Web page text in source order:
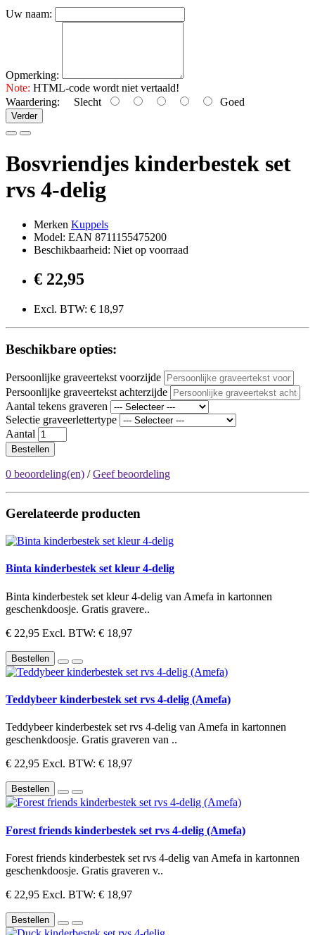
Uw naam:
Opmerking:
Note: HTML-code wordt niet vertaald!
Waardering: Slecht Goed
Verder
Bosvriendjes kinderbestek set
rvs 4-delig
Merken Kuppels
Model: EAN 8711155475200
Beschikbaarheid: Niet op voorraad
€ 22,95
Excl. BTW: € 18,97
Beschikbare opties:
Persoonlijke graveertekst voorzijde
Persoonlijke graveertekst achterzijde
Aantal tekens graveren
Selectie graveerlettertype
Aantal
Bestellen
0 beoordeling(en) /Geef beoordeling
Gerelateerde producten
Binta kinderbestek set kleur 4-delig
Binta kinderbestek set kleur 4-delig van Amefa in kartonnen
geschenkdoosje. Gratis gravere..
€ 22,95 Excl. BTW: € 18,97
Bestellen
Teddybeer kinderbestek set rvs 4-delig (Amefa)
Teddybeer kinderbestek set rvs 4-delig van Amefa in kartonnen
geschenkdoosje. Gratis graveren van ..
€ 22,95 Excl. BTW: € 18,97
Bestellen
Forest friends kinderbestek set rvs 4-delig (Amefa)
Forest friends kinderbestek set rvs 4-delig van Amefa in kartonnen
geschenkdoosje. Gratis graveren v..
€ 22,95 Excl. BTW: € 18,97
Bestellen